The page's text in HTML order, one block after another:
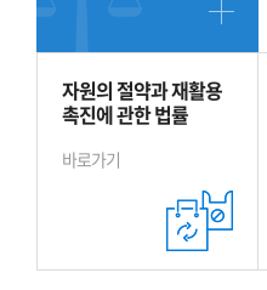
자원의 절약과 재활용
촉진에 관한 법률
바로가기